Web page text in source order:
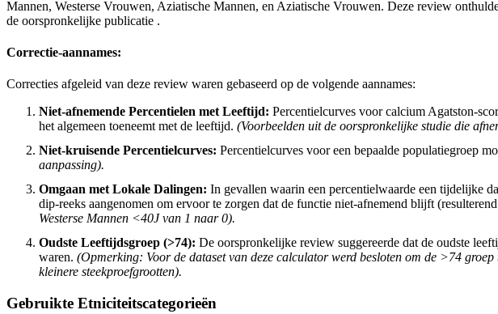
Mannen, Westerse Vrouwen, Aziatische Mannen, en Aziatische Vrouwen. Deze review
de oorspronkelijke publicatie .
Correctie-aannames:
Correcties afgeleid van deze review waren gebaseerd op de volgende aannames:
Niet-afnemende Percentielen met Leeftijd: Percentielcurves voor calcium Agatston-
het algemeen toeneemt met de leeftijd. (Voorbeelden uit de oorspronkelijke studie die
Niet-kruisende Percentielcurves: Percentielcurves voor een bepaalde populatiegroep
aanpassing).
Omgaan met Lokale Dalingen: In gevallen waarin een percentielwaarde een tijdelijke
dip-reeks aangenomen om ervoor te zorgen dat de functie niet-afnemend blijft
Westerse Mannen <40J van 1 naar 0).
Oudste Leeftijdsgroep (>74): De oorspronkelijke review suggereerde dat de oudste
waren. (Opmerking: Voor de dataset van deze calculator werd besloten om de >74
kleinere steekproefgrootten).
Gebruikte Etniciteitscategorieën